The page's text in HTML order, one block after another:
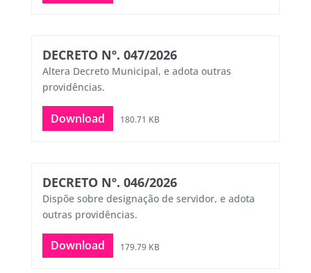
DECRETO Nº. 047/2026
Altera Decreto Municipal, e adota outras
providências.
Download 180.71 KB
DECRETO Nº. 046/2026
Dispõe sobre designação de servidor, e adota
outras providências.
Download 179.79 KB